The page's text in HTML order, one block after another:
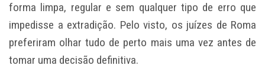
forma limpa, regular e sem qualquer tipo de erro que
impedisse a extradição. Pelo visto, os juízes de Roma
preferiram olhar tudo de perto mais uma vez antes de
tomar uma decisão definitiva.